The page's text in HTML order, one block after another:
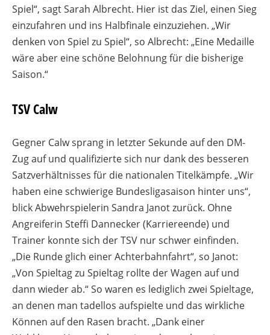
Spiel“, sagt Sarah Albrecht. Hier ist das Ziel, einen Sieg
einzufahren und ins Halbfinale einzuziehen. „Wir
denken von Spiel zu Spiel“, so Albrecht: „Eine Medaille
wäre aber eine schöne Belohnung für die bisherige
Saison.“
TSV Calw
Gegner Calw sprang in letzter Sekunde auf den DM-
Zug auf und qualifizierte sich nur dank des besseren
Satzverhältnisses für die nationalen Titelkämpfe. „Wir
haben eine schwierige Bundesligasaison hinter uns“,
blick Abwehrspielerin Sandra Janot zurück. Ohne
Angreiferin Steffi Dannecker (Karriereende) und
Trainer konnte sich der TSV nur schwer einfinden.
„Die Runde glich einer Achterbahnfahrt“, so Janot:
„Von Spieltag zu Spieltag rollte der Wagen auf und
dann wieder ab.“ So waren es lediglich zwei Spieltage,
an denen man tadellos aufspielte und das wirkliche
Können auf den Rasen bracht. „Dank einer